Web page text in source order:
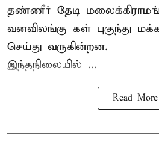
தண்ணீர் தேடி
வனவிலங்கு கள் புகுந்து
செய்து வருகின்றன.
இந்தநிலையில் ...
Read More